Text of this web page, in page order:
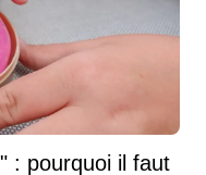
: pourquoi il faut